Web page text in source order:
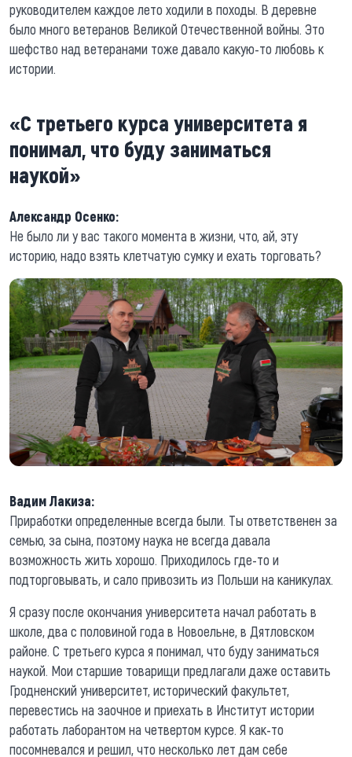
руководителем каждое лето ходили в походы. В деревне
было много ветеранов Великой Отечественной войны. Это
шефство над ветеранами тоже давало какую-то любовь к
истории.
«С третьего курса университета я
понимал, что буду заниматься
наукой»
Александр Осенко:
Не было ли у вас такого момента в жизни, что, ай, эту
историю, надо взять клетчатую сумку и ехать торговать?
Вадим Лакиза:
Приработки определенные всегда были. Ты ответственен за
семью, за сына, поэтому наука не всегда давала
возможность жить хорошо. Приходилось где-то и
подторговывать, и сало привозить из Польши на каникулах.
Я сразу после окончания университета начал работать в
школе, два с половиной года в Новоельне, в Дятловском
районе. С третьего курса я понимал, что буду заниматься
наукой. Мои старшие товарищи предлагали даже оставить
Гродненский университет, исторический факультет,
перевестись на заочное и приехать в Институт истории
работать лаборантом на четвертом курсе. Я как-то
посомневался и решил, что несколько лет дам себе